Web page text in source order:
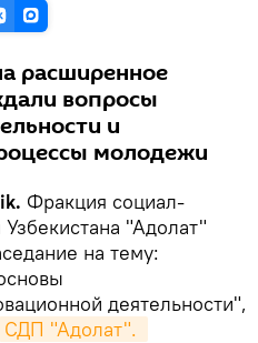
расширенное
вопросы
и
молодежи
Фракция социал-
"Адолат"
на тему:
деятельности",
СДП "Адолат".